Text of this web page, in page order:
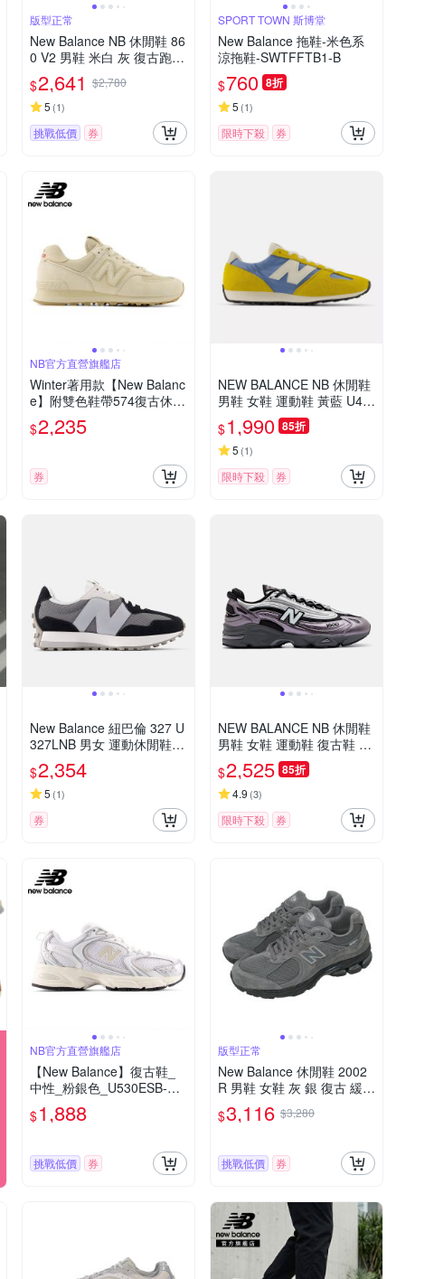
版型正常
New Balance NB 休閒鞋 86
0 V2 男鞋 米白 灰 復古跑鞋
緩震 NB ML860GO2-D
$2,641 $2,780
5 (1)
挑戰低價 券
SPORT TOWN 斯博堂
New Balance 拖鞋-米色系
涼拖鞋-SWTFFTB1-B
$760 8折
5 (1)
限時下殺 券
NB官方直營旗艦店
Winter著用款【New Balanc
e】附雙色鞋帶574復古休閒
鞋_中性_卡其杏_U5742EB-
D楦
$2,235
券
NEW BALANCE NB 休閒鞋
男鞋 女鞋 運動鞋 黃藍 U47
1VBC--D楦
$1,990 85折
5 (1)
限時下殺 券
New Balance 紐巴倫 327 U
327LNB 男女 運動休閒鞋
復古鞋 緩震 穿搭 黑灰
$2,354
5 (1)
券
NEW BALANCE NB 休閒鞋
男鞋 女鞋 運動鞋 復古鞋 金
屬紫 M1000EGY-D楦
$2,525 85折
4.9 (3)
限時下殺 券
NB官方直營旗艦店
【New Balance】復古鞋_
中性_粉銀色_U530ESB-D
$1,888
挑戰低價 券
版型正常
New Balance 休閒鞋 2002
R 男鞋 女鞋 灰 銀 復古 緩震
運動鞋 紐巴倫 NB U2002R
H-D
$3,116 $3,280
挑戰低價 券